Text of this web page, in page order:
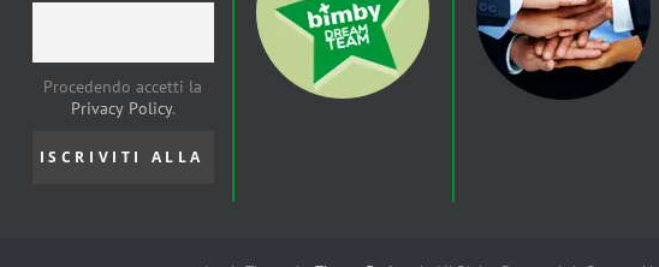
Procedendo accetti la
Privacy Policy.